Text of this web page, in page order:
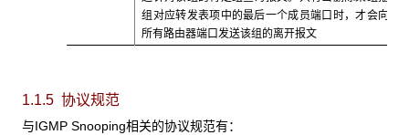
组对应转发表项中的最后一个成员端口时，才会向
所有路由器端口发送该组的离开报文
1.1.5 协议规范
与IGMP Snooping相关的协议规范有：